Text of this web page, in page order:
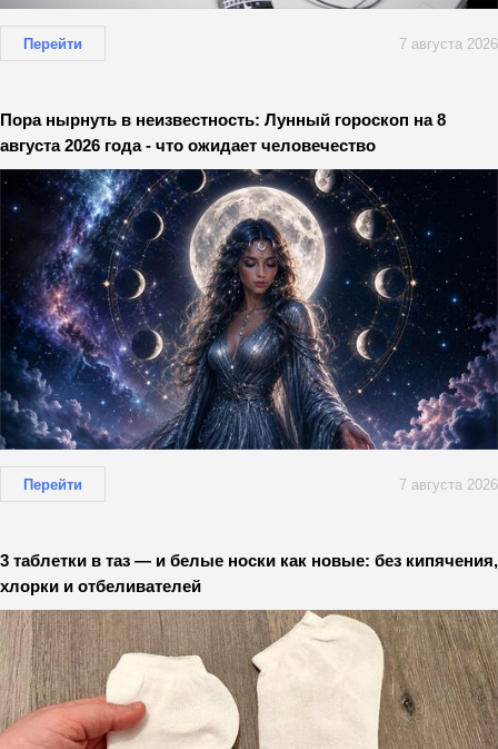
Перейти 7 августа 2026
Пора нырнуть в неизвестность: Лунный гороскоп на 8
августа 2026 года - что ожидает человечество
Перейти 7 августа 2026
3 таблетки в таз — и белые носки как новые: без кипячения,
хлорки и отбеливателей